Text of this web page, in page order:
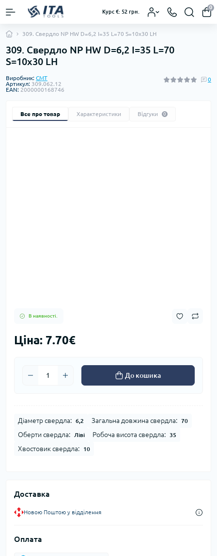
Курс €: 52 грн.
0
309. Свердло NP HW D=6,2 I=35 L=70 S=10x30 LH
309. Свердло NP HW D=6,2 I=35 L=70
S=10x30 LH
Виробник: CMT
Артикул: 309.062.12
EAN: 2000000168746
0
Все про товар Характеристики Відгуки 0
В наявності.
Ціна: 7.70€
До кошика
Діаметр свердла: 6,2 Загальна довжина свердла: 70
Оберти свердла: Ліві Робоча висота свердла: 35
Хвостовик свердла: 10
Доставка
Новою Поштою у відділення
Оплата